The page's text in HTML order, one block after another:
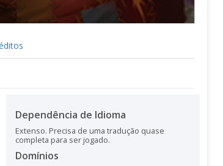
Dependência de Idioma
Extenso. Precisa de uma tradução quase
completa para ser jogado.
Domínios